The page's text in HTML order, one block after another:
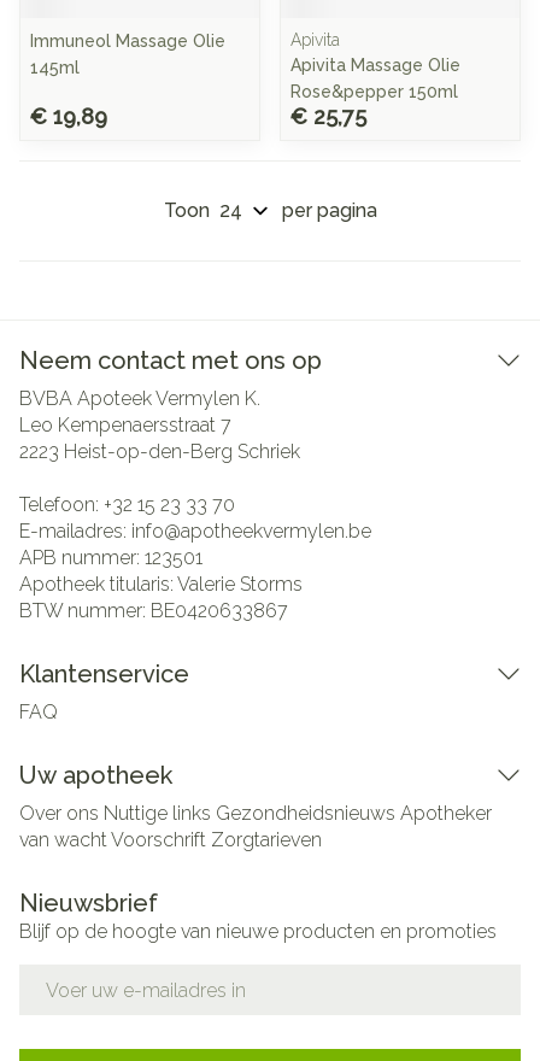
Immuneol Massage Olie
145ml
€ 19,89
Apivita
Apivita Massage Olie
Rose&pepper 150ml
€ 25,75
Toon per pagina
Neem contact met ons op
BVBA Apoteek Vermylen K.
Leo Kempenaersstraat 7
2223 Heist-op-den-Berg Schriek
Telefoon: +32 15 23 33 70
E-mailadres: info@apotheekvermylen.be
APB nummer: 123501
Apotheek titularis: Valerie Storms
BTW nummer: BE0420633867
Klantenservice
FAQ
Uw apotheek
Over ons Nuttige links Gezondheidsnieuws Apotheker
van wachtVoorschrift Zorgtarieven
Nieuwsbrief
Blijf op de hoogte van nieuwe producten en promoties